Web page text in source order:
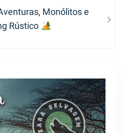
Monólitos e
Rústico